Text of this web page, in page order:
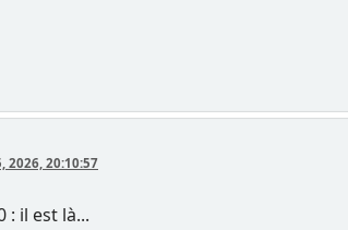
2026, 20:10:57
: il est là...